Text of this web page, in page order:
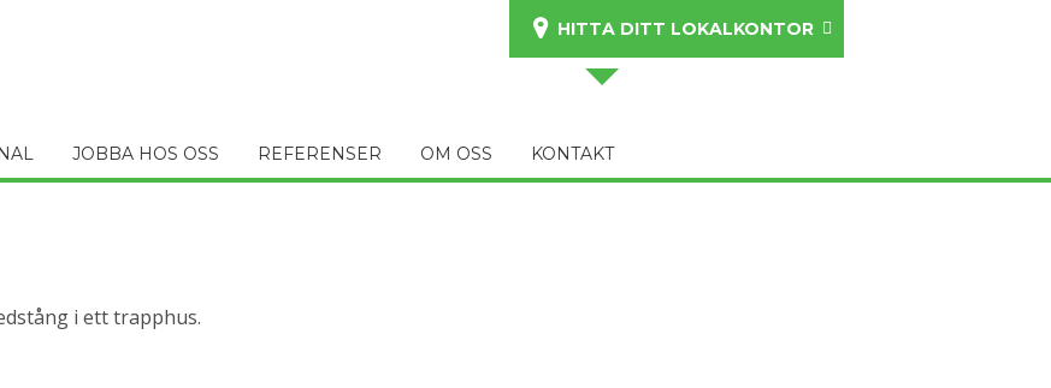
HITTA DITT LOKALKONTOR
JOBBA HOS OSS REFERENSER OM OSS KONTAKT
i ett trapphus.